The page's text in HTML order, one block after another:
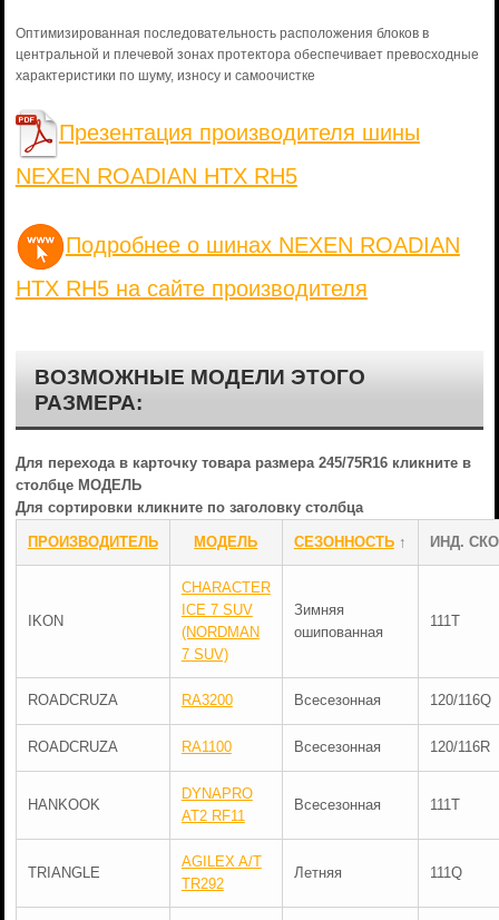
Оптимизированная последовательность расположения блоков в
центральной и плечевой зонах протектора обеспечивает превосходные
характеристики по шуму, износу и самоочистке
Презентация производителя шины
NEXEN ROADIAN HTX RH5
Подробнее о шинах NEXEN ROADIAN
HTX RH5 на сайте производителя
ВОЗМОЖНЫЕ МОДЕЛИ ЭТОГО
РАЗМЕРА:
Для перехода в карточку товара размера 245/75R16 кликните в
столбце МОДЕЛЬ
Для сортировки кликните по заголовку столбца
ПРОИЗВОДИТЕЛЬ МОДЕЛЬ СЕЗОННОСТЬ↑ ИНД.
IKON
CHARACTER
ICE 7 SUV
(NORDMAN
7 SUV)
Зимняя
ошипованная
111T
ROADCRUZA RA3200 Всесезонная 120/116Q
ROADCRUZA RA1100 Всесезонная 120/116R
HANKOOK
DYNAPRO
AT2 RF11
Всесезонная 111T
TRIANGLE
AGILEX A/T
TR292
Летняя 111Q